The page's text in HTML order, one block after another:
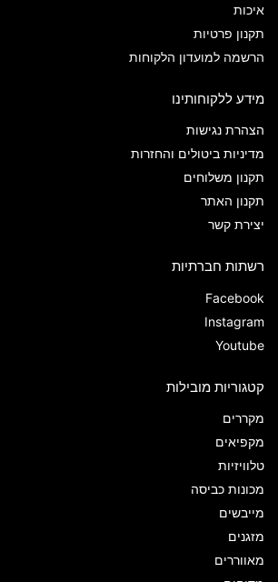
איכות
תקנון פרטיות
הרשמה למועדון הלקוחות
מידע ללקוחותינו
הצהרת נגישות
מדיניות ביטולים והחזרות
תקנון משלוחים
תקנון האתר
יצירת קשר
רשתות חברתיות
Facebook
Instagram
Youtube
קטגוריות מובילות
מקררים
מקפיאים
טלוויזיות
מכונות כביסה
מייבשים
מזגנים
מאווררים